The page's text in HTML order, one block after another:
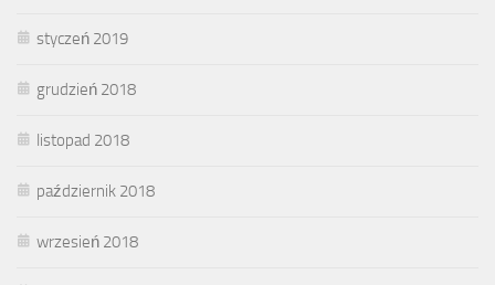
styczeń 2019
grudzień 2018
listopad 2018
październik 2018
wrzesień 2018